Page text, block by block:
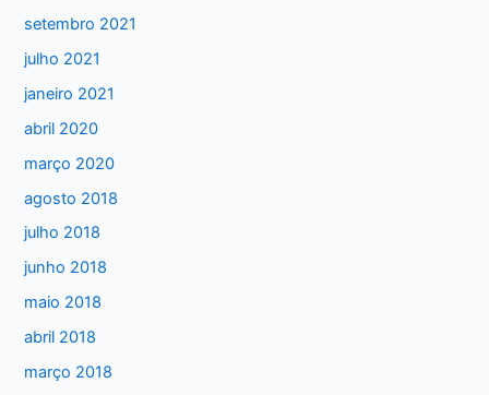
setembro 2021
julho 2021
janeiro 2021
abril 2020
março 2020
agosto 2018
julho 2018
junho 2018
maio 2018
abril 2018
março 2018